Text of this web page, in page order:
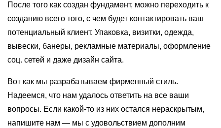
После того как создан фундамент, можно переходить к
созданию всего того, с чем будет контактировать ваш
потенциальный клиент. Упаковка, визитки, одежда,
вывески, банеры, рекламные материалы, оформление
соц. сетей и даже дизайн сайта.
Вот как мы разрабатываем фирменный стиль.
Надеемся, что нам удалось ответить на все ваши
вопросы. Если какой-то из них остался нераскрытым,
напишите нам — мы с удовольствием дополним